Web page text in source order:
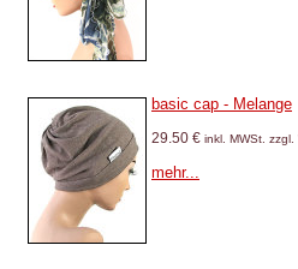
basic cap - Melange
29.50 € inkl. MWSt. zzgl.
mehr...